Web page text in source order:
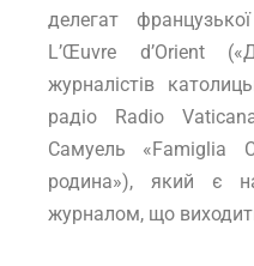
делегат французької
L’Œuvre d’Orient
журналістів
радіо Radio
Самуель «Famiglia
родина»), який є
журналом, що